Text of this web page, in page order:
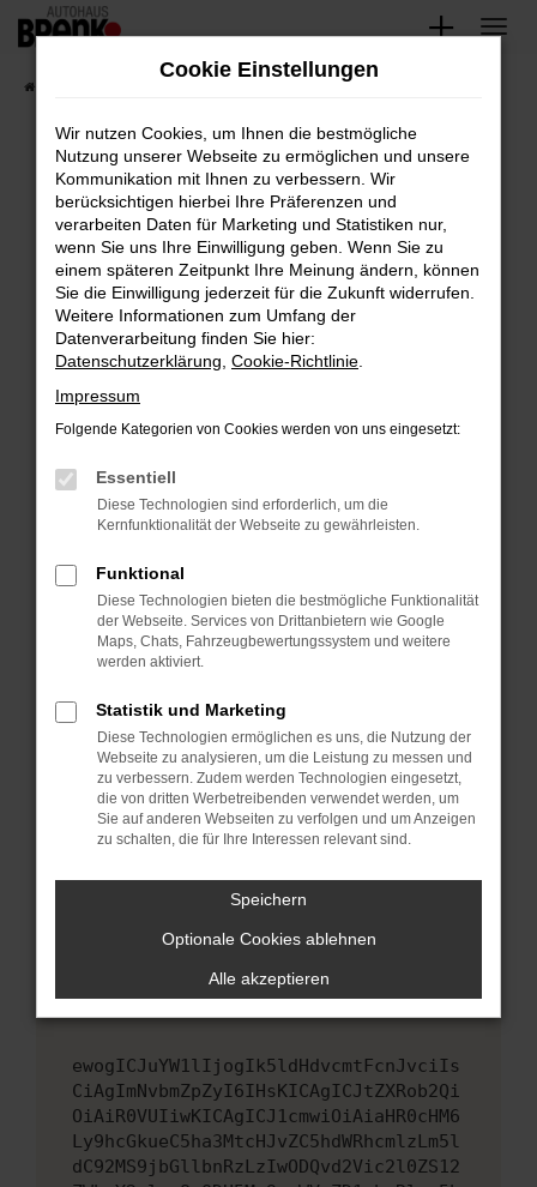
Zum
springen
Unsere Fahrzeuge
Fehler: Network Error
Beim Laden ist ein Fehler aufgetreten.
Hier sind ein paar Tipps, die dir helfen können:
Überprüfe deine Firewall und deine
Internetverbindung.
Laden andere Webseiten, zum Beispiel deine
Suchmaschine?
Prüfe deine Browsererweiterungen.
können das Laden bestimmter Seiten
verhindern. Funktioniert die Seite in einem
anderen Browser oder in einem privaten
Starte dein Gerät neu.
Das kann manchmal helfen, vorübergehende
Probleme zu beheben.
Betriebssystem auf dem neuesten Stand
sind.
Veraltete Software birgt nicht nur ein
Sicherheitsrisiko, sondern kann auch dazu
führen, dass bestimmte Funktionen nicht mehr
unterstützt werden.
Wende dich an den Webseitenbetreiber.
Wenn du alle oben genannten Schritte versucht
hast, kontaktiere uns bitte. Wir werden
versuchen, das Problem zu beheben. Du kannst
uns diesen Text schicken, um uns bei der
ewogICJuYW1lIjogIk5ldHdvcmtFcnJvciIs
CiAgImNvbmZpZyI6IHsKICAgICJtZXRob2Qi
OiAiR0VUIiwKICAgICJ1cmwiOiAiaHR0cHM6
Ly9hcGkueC5ha3MtcHJvZC5hdWRhcmlzLm5l
dC92MS9jbGllbnRzLzIwODQvd2Vic2l0ZS12
Cookie Einstellungen
Wir nutzen Cookies, um Ihnen die bestmögliche
Nutzung unserer Webseite zu ermöglichen und unsere
Kommunikation mit Ihnen zu verbessern. Wir
berücksichtigen hierbei Ihre Präferenzen und
verarbeiten Daten für Marketing und Statistiken nur,
wenn Sie uns Ihre Einwilligung geben. Wenn Sie zu
einem späteren Zeitpunkt Ihre Meinung ändern, können
Sie die Einwilligung jederzeit für die Zukunft widerrufen.
Weitere Informationen zum Umfang der
Datenverarbeitung finden Sie hier:
Datenschutzerklärung Cookie-Richtlinie
Impressum
Folgende Kategorien von Cookies werden von uns eingesetzt:
Essentiell
Diese Technologien sind erforderlich, um die
Kernfunktionalität der Webseite zu gewährleisten.
Funktional
Diese Technologien bieten die bestmögliche Funktionalität
der Webseite. Services von Drittanbietern wie Google
Maps, Chats, Fahrzeugbewertungssystem und weitere
werden aktiviert.
Statistik und Marketing
Diese Technologien ermöglichen es uns, die Nutzung der
Webseite zu analysieren, um die Leistung zu messen und
zu verbessern. Zudem werden Technologien eingesetzt,
die von dritten Werbetreibenden verwendet werden, um
Sie auf anderen Webseiten zu verfolgen und um Anzeigen
zu schalten, die für Ihre Interessen relevant sind.
Speichern
Optionale Cookies ablehnen
Alle akzeptieren